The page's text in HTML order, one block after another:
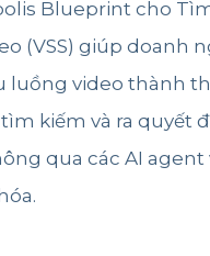
Blueprint cho
(VSS) giúp doanh
luồng video thành
kiếm và ra quyết
qua các AI agent